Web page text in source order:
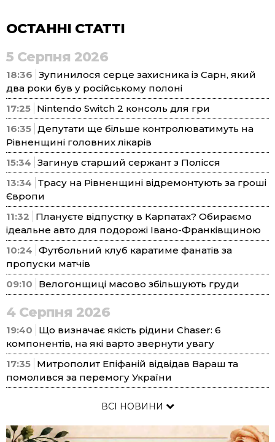
ОСТАННІ СТАТТІ
5 Серпня 2026
18:36 Зупинилося серце захисника із Сарн, який
два роки був у російському полоні
17:25 Nintendo Switch 2 консоль для гри
16:35 Депутати ще більше контролюватимуть на
Рівненщині головних лікарів
15:34 Загинув старший сержант з Полісся
13:34 Трасу на Рівненщині відремонтують за гроші
Європи
11:32
Плануєте відпустку в Карпатах? Обираємо
ідеальне авто для подорожі Івано-Франківщиною
10:24 Футбольний клуб каратиме фанатів за
пропуски матчів
09:10
Велогонщиці масово збільшують груди
4 Серпня 2026
19:40
Що визначає якість рідини Chaser: 6
компонентів, на які варто звернути увагу
17:35 Митрополит Епіфаній відвідав Вараш та
помолився за перемогу України
ВСІ НОВИНИ